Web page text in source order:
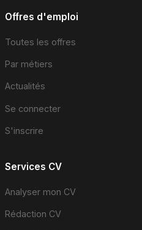
Offres d'emploi
Toutes les offres
Par métiers
Actualités
Se connecter
S'inscrire
Services CV
Analyser mon CV
Rédaction CV